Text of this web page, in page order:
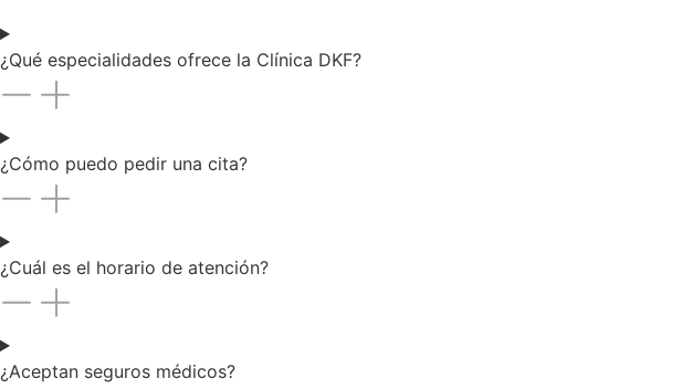
¿Qué especialidades ofrece la Clínica DKF?
¿Cómo puedo pedir una cita?
¿Cuál es el horario de atención?
¿Aceptan seguros médicos?